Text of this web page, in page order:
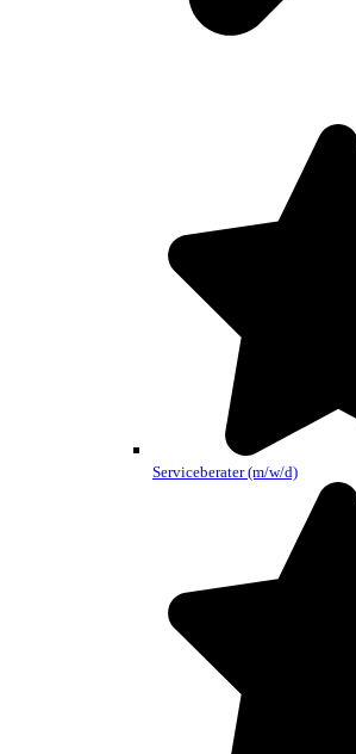
Serviceberater (m/w/d)